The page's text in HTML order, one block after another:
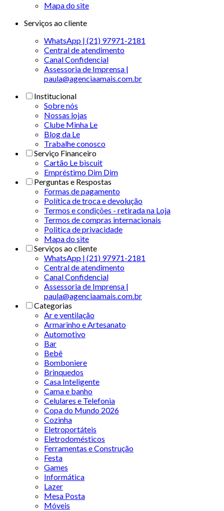
Mapa do site
Serviços ao cliente
WhatsApp | (21) 97971-2181
Central de atendimento
Canal Confidencial
Assessoria de Imprensa |
paula@agenciaamais.com.br
Institucional
Sobre nós
Nossas lojas
Clube Minha Le
Blog da Le
Trabalhe conosco
Serviço Financeiro
Cartão Le biscuit
Empréstimo Dim Dim
Perguntas e Respostas
Formas de pagamento
Política de troca e devolução
Termos e condições - retirada na Loja
Termos de compras internacionais
Politica de privacidade
Mapa do site
Serviços ao cliente
WhatsApp | (21) 97971-2181
Central de atendimento
Canal Confidencial
Assessoria de Imprensa |
paula@agenciaamais.com.br
Categorias
Ar e ventilação
Armarinho e Artesanato
Automotivo
Bar
Bebê
Bomboniere
Brinquedos
Casa Inteligente
Cama e banho
Celulares e Telefonia
Copa do Mundo 2026
Cozinha
Eletroportáteis
Eletrodomésticos
Ferramentas e Construção
Festa
Games
Informática
Lazer
Mesa Posta
Móveis